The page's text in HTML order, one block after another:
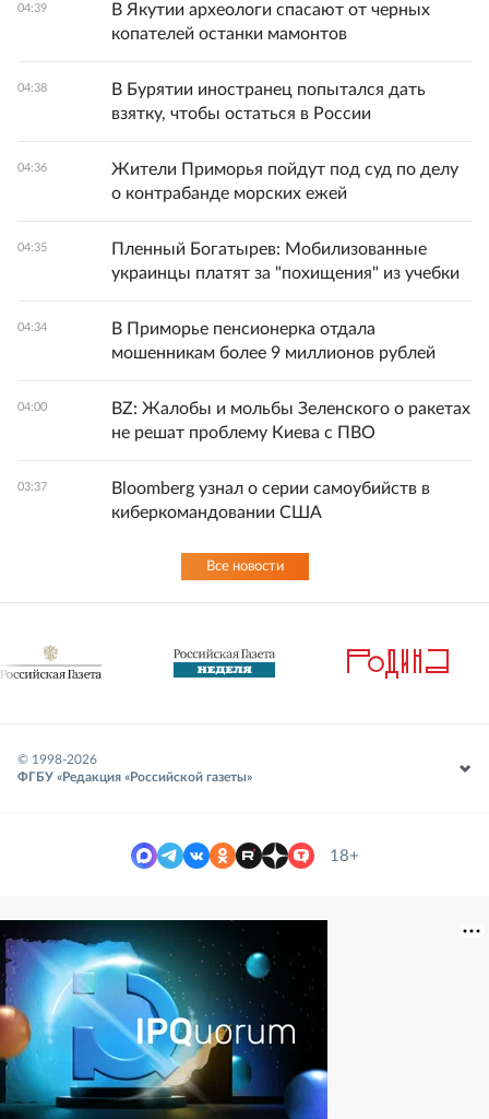
04:39
В Якутии археологи спасают от черных
копателей останки мамонтов
04:38
В Бурятии иностранец попытался дать
взятку, чтобы остаться в России
04:36
Жители Приморья пойдут под суд по делу
о контрабанде морских ежей
04:35
Пленный Богатырев: Мобилизованные
украинцы платят за "похищения" из учебки
04:34
В Приморье пенсионерка отдала
мошенникам более 9 миллионов рублей
04:00
BZ: Жалобы и мольбы Зеленского о ракетах
не решат проблему Киева с ПВО
03:37
Bloomberg узнал о серии самоубийств в
киберкомандовании США
Все новости
© 1998-2026
ФГБУ «Редакция «Российской газеты»
18+